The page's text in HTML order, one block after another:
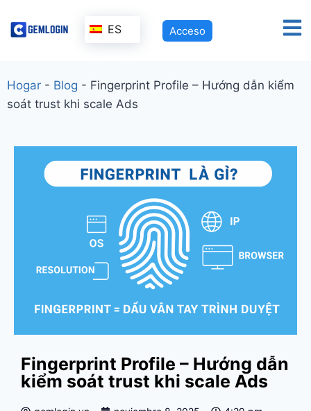
ES Acceso
Hogar - Blog - Fingerprint Profile – Hướng dẫn kiểm
soát trust khi scale Ads
Fingerprint Profile – Hướng dẫn
kiểm soát trust khi scale Ads